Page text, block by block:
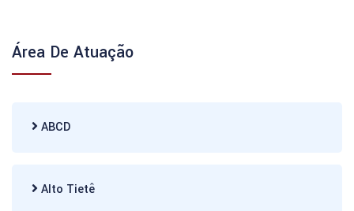
Área De Atuação
ABCD
Alto Tietê